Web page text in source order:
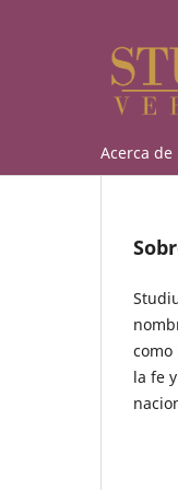
Acerca de
como
la fe